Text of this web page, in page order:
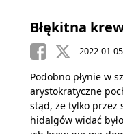
Błękitna
2022-01-05
Podobno płynie w
arystokratyczne
stąd, że tylko przez
hidalgów widać